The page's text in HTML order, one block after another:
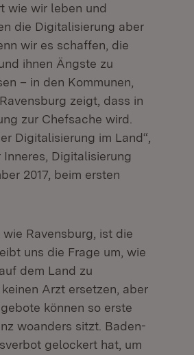
wie wir leben und
die Digitalisierung aber
wir es schaffen, die
ihnen Ängste zu
– in den Kommunen,
zeigt, dass in
zur Chefsache wird.
Digitalisierung im Land“,
Digitalisierung
2017, beim ersten
Ravensburg, ist die
uns die Frage um, wie
dem Land zu
Arzt ersetzen, aber
können so erste
woanders sitzt. Baden-
gelockert hat, um